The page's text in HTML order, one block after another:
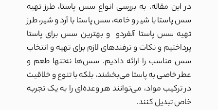
در این مقاله، به بررسی انواع سس پاستا، طرز تهیه
سس پاستا با شیر و خامه، سس پاستا با آرد و شیر، طرز
تهیه سس پاستا آلفردو و بهترین سس برای پاستا
پرداختیم و نکات و ترفندهای لازم برای تهیه و انتخاب
سس مناسب را ارائه دادیم. سس‌ها نه‌تنها طعم و
عطر خاصی به پاستا می‌بخشند، بلکه با تنوع و خلاقیت
در ترکیب مواد، می‌توانند هر وعده‌ای را به یک تجربه
خاص تبدیل کنند.